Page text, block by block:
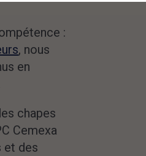
:
, nous
en
chapes
Cemexa
et des